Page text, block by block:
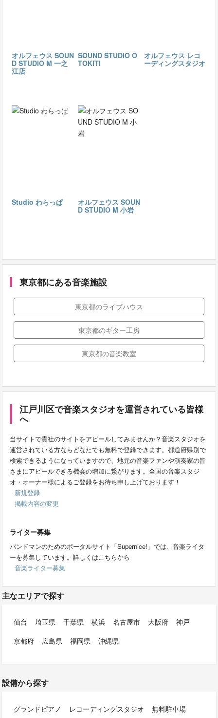
オルフェウス SOUN
D STUDIO M 一之
江店
SOUND STUDIO O
TOKITI
オルフェウス レコ
ーディングスタジオ
Studio わらっぱ
オルフェウス SOUN
D STUDIO M 小岩
東京都にある音楽施設
東京都のライブハウス
東京都のギター工房
東京都の音楽教室
江戸川区で音楽スタジオを運営されている皆様
へ
当サイトで貴社のサイトをアピールしてみませんか？音楽スタジオを
運営されている方ならどなたでも無料で登録できます。都道府県別で
検索できるようになっていますので、地元の音楽ファンや演奏家の皆
さまにアピールできる機会の増加に繋がります。全国の音楽スタジ
オ・オーナー様によるご登録をお待ち申し上げております！
新規登録
掲載内容の変更
ライター募集
バンドマンのためのポータルサイト「Supernice!」では、音楽ライタ
ーを募集しています。詳しくはこちらから
音楽ライター募集
主なエリアで探す
仙台 埼玉県 千葉県 横浜 名古屋市 大阪府
神戸
京都府
広島県 福岡県 沖縄県
設備から探す
グランドピアノ レコーディングスタジオ
無料駐車場